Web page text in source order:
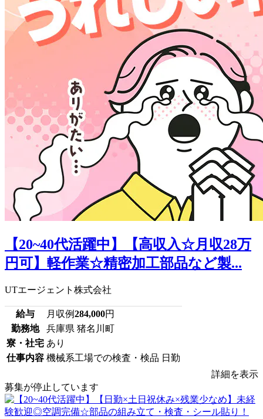
【20~40代活躍中】【高収入☆月収28万
円可】軽作業☆精密加工部品など製...
UTエージェント株式会社
給与 月収例284,000円
勤務地
兵庫県 猪名川町
寮・社宅 あり
仕事内容 機械系工場での検査・検品 日勤
詳細を表示
募集が停止しています